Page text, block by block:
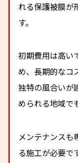
れる保護被膜が
す。
初期費用は高い
め、長期的なコ
独特の風合いが
められる地域で
メンテナンスも
る施工が必要で